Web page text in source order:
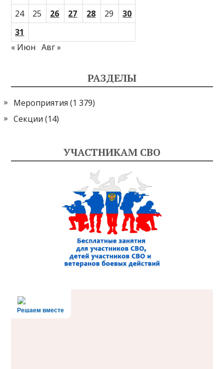
24
25 26 27 28 29
30
31
« Июн
Авг »
РАЗДЕЛЫ
Мероприятия (1 379)
Секции (14)
УЧАСТНИКАМ СВО
Решаем вместе